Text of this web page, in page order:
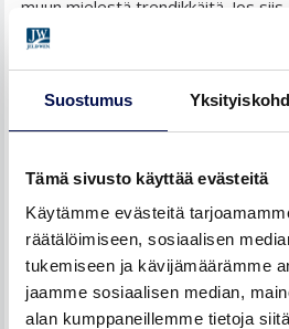
Suostumus
Tämä sivusto käyttää evästeitä
Käytämme evästeitä
räätälöimiseen, sosiaalisen
tukemiseen ja kävijämäärämme
jaamme sosiaalisen median,
alan kumppaneillemme tietoja
muun mielestä trendikkäitä. Jos
tai harmaasta, älä valitse punaista
sanoo.